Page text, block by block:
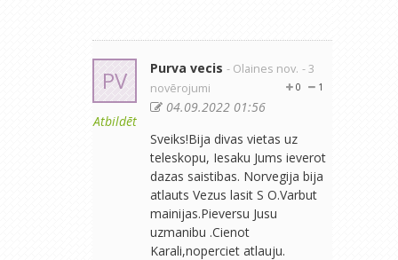
PV
Atbildēt
Purva vecis - Olaines nov. - 3
novērojumi
1
0
04.09.2022 01:56
Sveiks!Bija divas vietas uz
teleskopu, Iesaku Jums ieverot
dazas saistibas. Norvegija bija
atlauts Vezus lasit S O.Varbut
mainijas.Pieversu Jusu
uzmanibu .Cienot
Karali,noperciet atlauju.